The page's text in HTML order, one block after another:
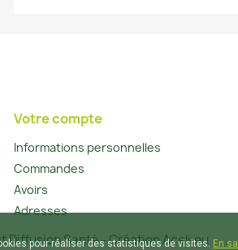
Votre compte
Informations personnelles
Commandes
Avoirs
Adresses
Diffusion Santé - Création Aceli.eu
pour réaliser des statistiques de visites. En